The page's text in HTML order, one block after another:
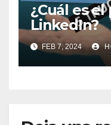
¿Cuál es
LinkedIn?
FEB 7, 2024